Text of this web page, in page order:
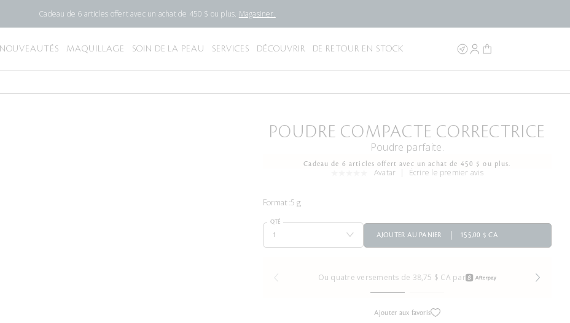
Cadeau de 6 articles offert avec un achat de 450 $ ou plus. Magasiner.
NOUVEAUTÉS MAQUILLAGE SOIN DE LA PEAU SERVICES DÉCOUVRIR DE RETOUR EN STOCK
POUDRE COMPACTE CORRECTRICE
Poudre parfaite.
Cadeau de 6 articles offert avec un achat de 450 $ ou plus.
Avatar Écrire le premier avis
Format :5 g
QTÉ
AJOUTER AU PANIER 155,00 $ CA
Ou quatre versements de 38,75 $ CA par
Ajouter aux favoris